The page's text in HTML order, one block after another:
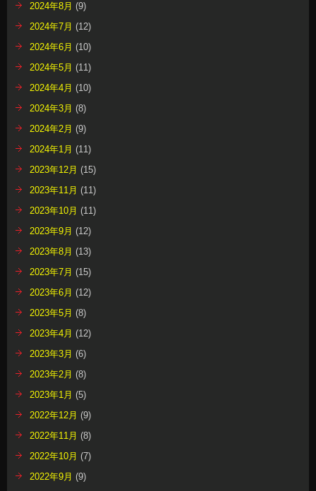
2024年8月 (9)
2024年7月 (12)
2024年6月 (10)
2024年5月 (11)
2024年4月 (10)
2024年3月 (8)
2024年2月 (9)
2024年1月 (11)
2023年12月 (15)
2023年11月 (11)
2023年10月 (11)
2023年9月 (12)
2023年8月 (13)
2023年7月 (15)
2023年6月 (12)
2023年5月 (8)
2023年4月 (12)
2023年3月 (6)
2023年2月 (8)
2023年1月 (5)
2022年12月 (9)
2022年11月 (8)
2022年10月 (7)
2022年9月 (9)